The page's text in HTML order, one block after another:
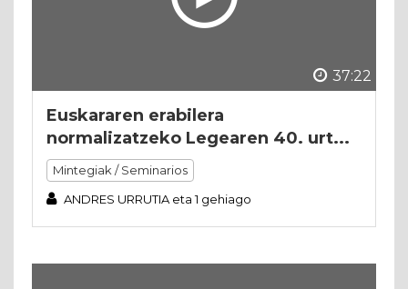
37:22
Euskararen erabilera
normalizatzeko Legearen 40. urt...
Mintegiak / Seminarios
ANDRES URRUTIA eta 1 gehiago